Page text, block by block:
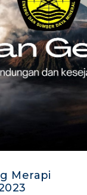
Merapi